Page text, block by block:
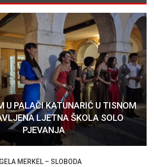
U PALAČI KATUNARIĆ U TISNOM
LJETNA ŠKOLA SOLO
PJEVANJA
MERKEL – SLOBODA